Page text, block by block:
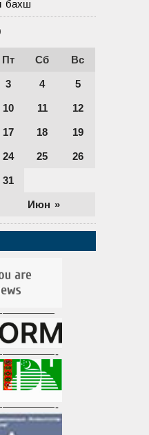
бахш
Пт Сб Вс
Июн »
3 4 5
10 11 12
17 18 19
24 25 26
31